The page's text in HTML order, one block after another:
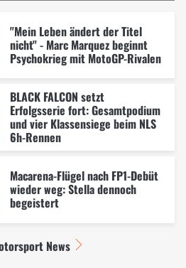
"Mein Leben ändert der Titel
nicht" - Marc Marquez beginnt
Psychokrieg mit MotoGP-Rivalen
BLACK FALCON setzt
Erfolgsserie fort: Gesamtpodium
und vier Klassensiege beim NLS
6h-Rennen
Macarena-Flügel nach FP1-Debüt
wieder weg: Stella dennoch
begeistert
News